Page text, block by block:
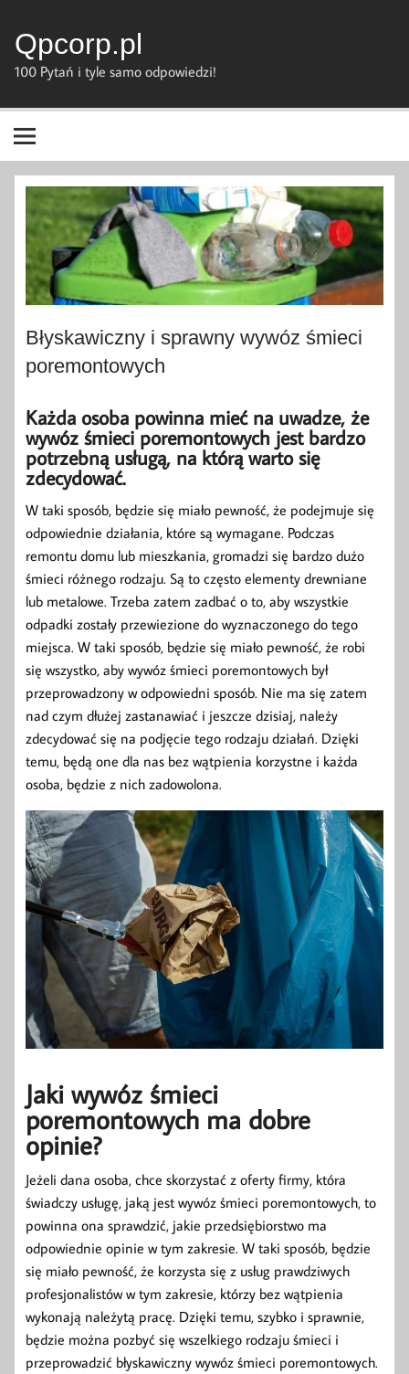
content
Qpcorp.pl
100 Pytań i tyle samo odpowiedzi!
Błyskawiczny i sprawny wywóz śmieci
poremontowych
Każda osoba powinna mieć na uwadze, że
wywóz śmieci poremontowych jest bardzo
potrzebną usługą, na którą warto się
zdecydować.
W taki sposób, będzie się miało pewność, że podejmuje się
odpowiednie działania, które są wymagane. Podczas
remontu domu lub mieszkania, gromadzi się bardzo dużo
śmieci różnego rodzaju. Są to często elementy drewniane
lub metalowe. Trzeba zatem zadbać o to, aby wszystkie
odpadki zostały przewiezione do wyznaczonego do tego
miejsca. W taki sposób, będzie się miało pewność, że robi
się wszystko, aby wywóz śmieci poremontowych był
przeprowadzony w odpowiedni sposób. Nie ma się zatem
nad czym dłużej zastanawiać i jeszcze dzisiaj, należy
zdecydować się na podjęcie tego rodzaju działań. Dzięki
temu, będą one dla nas bez wątpienia korzystne i każda
osoba, będzie z nich zadowolona.
Jaki wywóz śmieci
poremontowych ma dobre
opinie?
Jeżeli dana osoba, chce skorzystać z oferty firmy, która
świadczy usługę, jaką jest wywóz śmieci poremontowych, to
powinna ona sprawdzić, jakie przedsiębiorstwo ma
odpowiednie opinie w tym zakresie. W taki sposób, będzie
się miało pewność, że korzysta się z usług prawdziwych
profesjonalistów w tym zakresie, którzy bez wątpienia
wykonają należytą pracę. Dzięki temu, szybko i sprawnie,
będzie można pozbyć się wszelkiego rodzaju śmieci i
przeprowadzić błyskawiczny wywóz śmieci poremontowych.